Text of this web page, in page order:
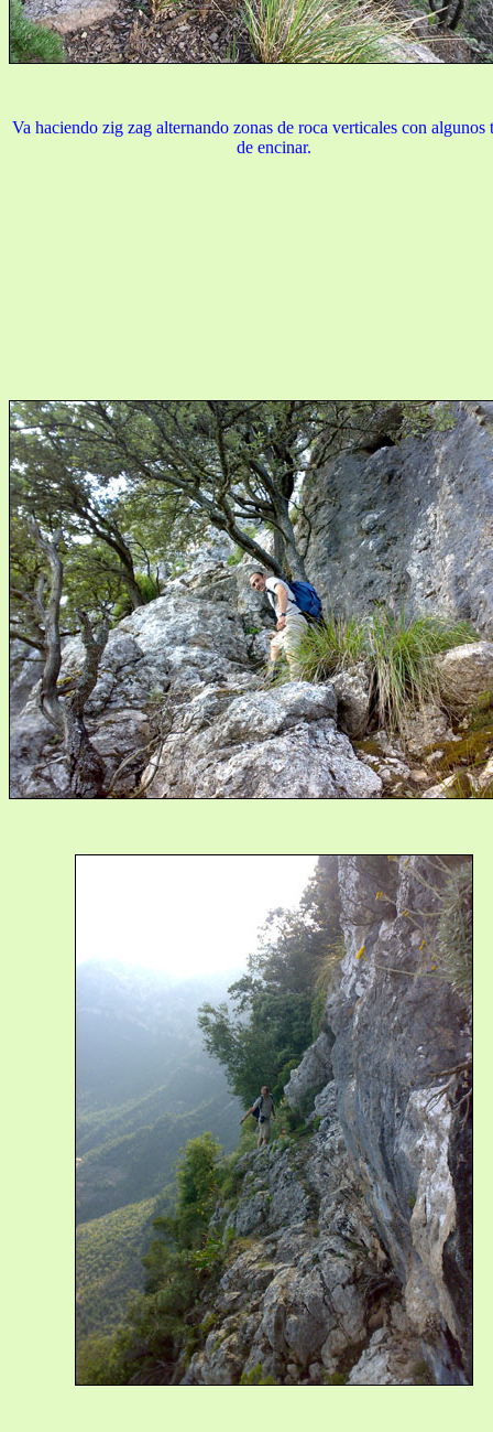
Va haciendo zig zag alternando zonas de roca verticales con algunos
de encinar.